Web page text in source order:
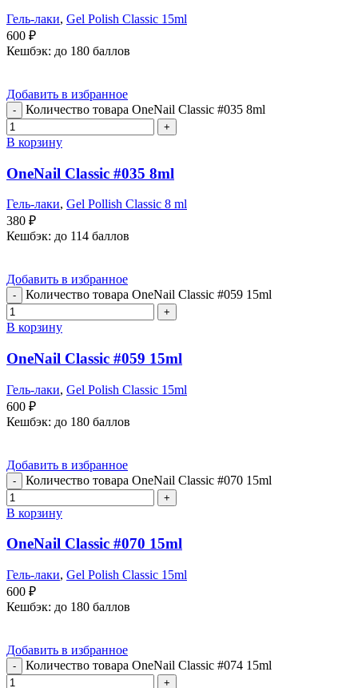
Гель-лаки, Gel Polish Classic 15ml
600 ₽
Кешбэк: до 180 баллов
Добавить в избранное
Количество товара OneNail Classic #035 8ml
В корзину
OneNail Classic #035 8ml
Гель-лаки, Gel Pollish Classic 8 ml
380 ₽
Кешбэк: до 114 баллов
Добавить в избранное
Количество товара OneNail Classic #059 15ml
В корзину
OneNail Classic #059 15ml
Гель-лаки, Gel Polish Classic 15ml
600 ₽
Кешбэк: до 180 баллов
Добавить в избранное
Количество товара OneNail Classic #070 15ml
В корзину
OneNail Classic #070 15ml
Гель-лаки, Gel Polish Classic 15ml
600 ₽
Кешбэк: до 180 баллов
Добавить в избранное
Количество товара OneNail Classic #074 15ml